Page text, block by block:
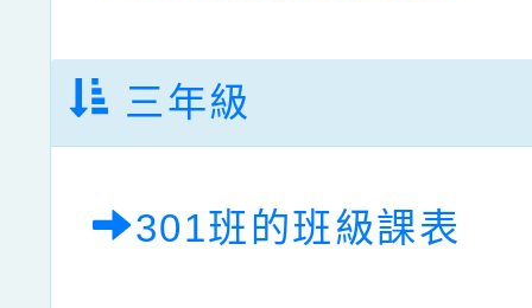
三年級
301班的班級課表